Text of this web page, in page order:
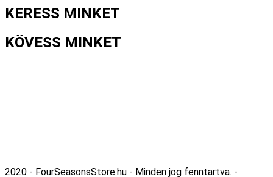
KERESS MINKET
KÖVESS MINKET
2020 - FourSeasonsStore.hu - Minden jog fenntartva. -